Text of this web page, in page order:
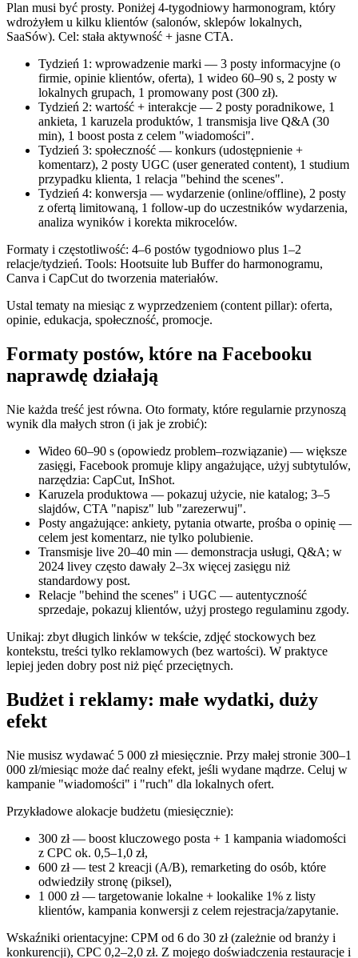
Plan musi być prosty. Poniżej 4-tygodniowy harmonogram, który
wdrożyłem u kilku klientów (salonów, sklepów lokalnych,
SaaSów). Cel: stała aktywność + jasne CTA.
Tydzień 1: wprowadzenie marki — 3 posty informacyjne (o
firmie, opinie klientów, oferta), 1 wideo 60–90 s, 2 posty w
lokalnych grupach, 1 promowany post (300 zł).
Tydzień 2: wartość + interakcje — 2 posty poradnikowe, 1
ankieta, 1 karuzela produktów, 1 transmisja live Q&A (30
min), 1 boost posta z celem "wiadomości".
Tydzień 3: społeczność — konkurs (udostępnienie +
komentarz), 2 posty UGC (user generated content), 1 studium
przypadku klienta, 1 relacja "behind the scenes".
Tydzień 4: konwersja — wydarzenie (online/offline), 2 posty
z ofertą limitowaną, 1 follow-up do uczestników wydarzenia,
analiza wyników i korekta mikrocelów.
Formaty i częstotliwość: 4–6 postów tygodniowo plus 1–2
relacje/tydzień. Tools: Hootsuite lub Buffer do harmonogramu,
Canva i CapCut do tworzenia materiałów.
Ustal tematy na miesiąc z wyprzedzeniem (content pillar): oferta,
opinie, edukacja, społeczność, promocje.
Formaty postów, które na Facebooku
naprawdę działają
Nie każda treść jest równa. Oto formaty, które regularnie przynoszą
wynik dla małych stron (i jak je zrobić):
Wideo 60–90 s (opowiedz problem–rozwiązanie) — większe
zasięgi, Facebook promuje klipy angażujące, użyj subtytulów,
narzędzia: CapCut, InShot.
Karuzela produktowa — pokazuj użycie, nie katalog; 3–5
slajdów, CTA "napisz" lub "zarezerwuj".
Posty angażujące: ankiety, pytania otwarte, prośba o opinię —
celem jest komentarz, nie tylko polubienie.
Transmisje live 20–40 min — demonstracja usługi, Q&A; w
2024 livey często dawały 2–3x więcej zasięgu niż
standardowy post.
Relacje "behind the scenes" i UGC — autentyczność
sprzedaje, pokazuj klientów, użyj prostego regulaminu zgody.
Unikaj: zbyt długich linków w tekście, zdjęć stockowych bez
kontekstu, treści tylko reklamowych (bez wartości). W praktyce
lepiej jeden dobry post niż pięć przeciętnych.
Budżet i reklamy: małe wydatki, duży
efekt
Nie musisz wydawać 5 000 zł miesięcznie. Przy małej stronie 300–1
000 zł/miesiąc może dać realny efekt, jeśli wydane mądrze. Celuj w
kampanie "wiadomości" i "ruch" dla lokalnych ofert.
Przykładowe alokacje budżetu (miesięcznie):
300 zł — boost kluczowego posta + 1 kampania wiadomości
z CPC ok. 0,5–1,0 zł,
600 zł — test 2 kreacji (A/B), remarketing do osób, które
odwiedziły stronę (piksel),
1 000 zł — targetowanie lokalne + lookalike 1% z listy
klientów, kampania konwersji z celem rejestracja/zapytanie.
Wskaźniki orientacyjne: CPM od 6 do 30 zł (zależnie od branży i
konkurencji), CPC 0,2–2,0 zł. Z mojego doświadczenia restauracje i